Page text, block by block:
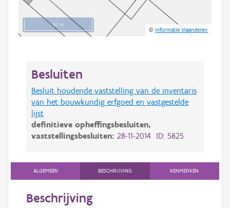
50 m
©Informatie Vlaanderen
Besluiten
Besluit houdende vaststelling van de inventaris
van het bouwkundig erfgoed en vastgestelde
lijst
definitieve opheffingsbesluiten,
vaststellingsbesluiten: 28-11-2014 ID: 5825
ALGEMEEN BESCHRIJVING KENMERKEN
Beschrijving